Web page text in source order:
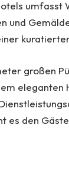
umfasst
und
großen
den